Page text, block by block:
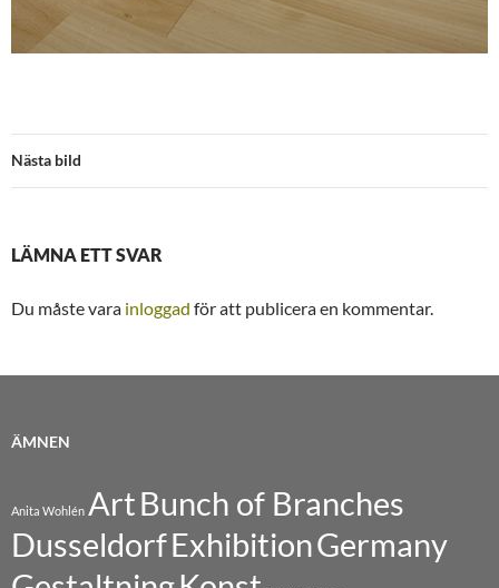
Nästa bild
LÄMNA ETT SVAR
Du måste vara inloggad för att publicera en kommentar.
ÄMNEN
Anita Wohlén ArtBunch of Branches
DusseldorfExhibitionGermany